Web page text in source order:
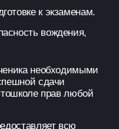
к экзаменам.
вождения,
необходимыми
сдачи
прав любой
всю